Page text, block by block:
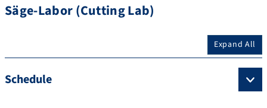
Säge-Labor (Cutting Lab)
Expand All
Schedule